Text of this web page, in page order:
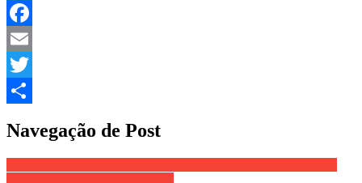
WhatsApp
Facebook
Email
Twitter
Navegação de Post